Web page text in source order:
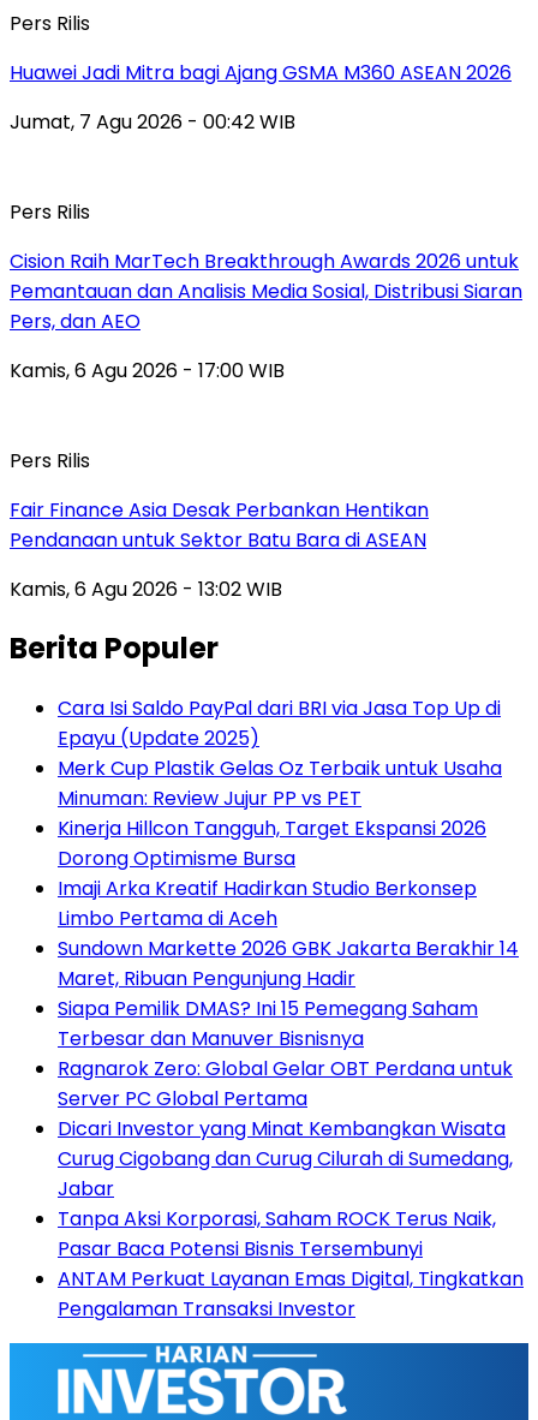
Pers Rilis
Huawei Jadi Mitra bagi Ajang GSMA M360 ASEAN 2026
Jumat, 7 Agu 2026 - 00:42 WIB
Pers Rilis
Cision Raih MarTech Breakthrough Awards 2026 untuk
Pemantauan dan Analisis Media Sosial, Distribusi Siaran
Pers, dan AEO
Kamis, 6 Agu 2026 - 17:00 WIB
Pers Rilis
Fair Finance Asia Desak Perbankan Hentikan
Pendanaan untuk Sektor Batu Bara di ASEAN
Kamis, 6 Agu 2026 - 13:02 WIB
Berita Populer
Cara Isi Saldo PayPal dari BRI via Jasa Top Up di
Epayu (Update 2025)
Merk Cup Plastik Gelas Oz Terbaik untuk Usaha
Minuman: Review Jujur PP vs PET
Kinerja Hillcon Tangguh, Target Ekspansi 2026
Dorong Optimisme Bursa
Imaji Arka Kreatif Hadirkan Studio Berkonsep
Limbo Pertama di Aceh
Sundown Markette 2026 GBK Jakarta Berakhir 14
Maret, Ribuan Pengunjung Hadir
Siapa Pemilik DMAS? Ini 15 Pemegang Saham
Terbesar dan Manuver Bisnisnya
Ragnarok Zero: Global Gelar OBT Perdana untuk
Server PC Global Pertama
Dicari Investor yang Minat Kembangkan Wisata
Curug Cigobang dan Curug Cilurah di Sumedang,
Jabar
Tanpa Aksi Korporasi, Saham ROCK Terus Naik,
Pasar Baca Potensi Bisnis Tersembunyi
ANTAM Perkuat Layanan Emas Digital, Tingkatkan
Pengalaman Transaksi Investor